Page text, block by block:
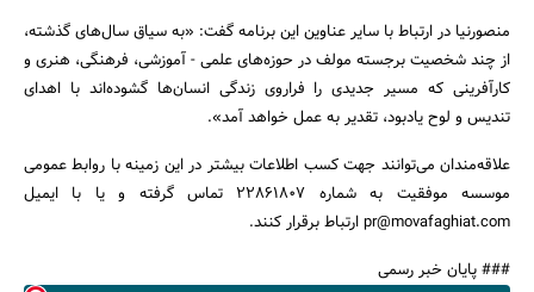
منصورنیا در ارتباط با سایر عناوین این برنامه گفت: «به سیاق سال‌های گذشته،
از چند شخصیت برجسته مولف در حوزه‌های علمی - آموزشی، فرهنگی، هنری و
کارآفرینی که مسیر جدیدی را فراروی زندگی انسان‌ها گشوده‌اند با اهدای
تندیس و لوح یادبود، تقدیر به عمل خواهد آمد».
علاقه‌مندان می‌توانند جهت کسب اطلاعات بیشتر در این زمینه با روابط عمومی
موسسه موفقیت به شماره 22861807 تماس گرفته و یا با ایمیل
pr@movafaghiat.com ارتباط برقرار کنند.
### پایان خبر رسمی